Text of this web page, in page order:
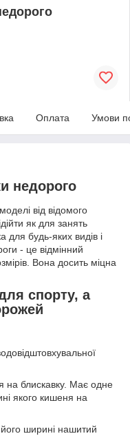
Оплата Умови
недорого
від відомого
як для занять
для будь-яких видів і
- це відмінний
Вона досить міцна
спорту, а
на блискавку. Має одне
якого кишеня на
ширині нашитий